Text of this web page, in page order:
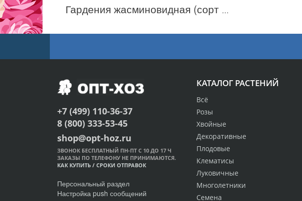
Гардения жасминовидная (сорт 'Sweet Star')
КАТАЛОГ РАСТЕНИЙ
Всё
Розы
Хвойные
Декоративные
Плодовые
Клематисы
Луковичные
Многолетники
Семена
+7 (499) 110-36-37
8 (800) 333-53-45
shop@opt-hoz.ru
ЗВОНОК БЕСПЛАТНЫЙ ПН-ПТ С 10 ДО 17 Ч
ЗАКАЗЫ ПО ТЕЛЕФОНУ НЕ ПРИНИМАЮТСЯ.
КАК КУПИТЬ / СРОКИ ОТПРАВОК
Персональный раздел
Настройка push сообщений